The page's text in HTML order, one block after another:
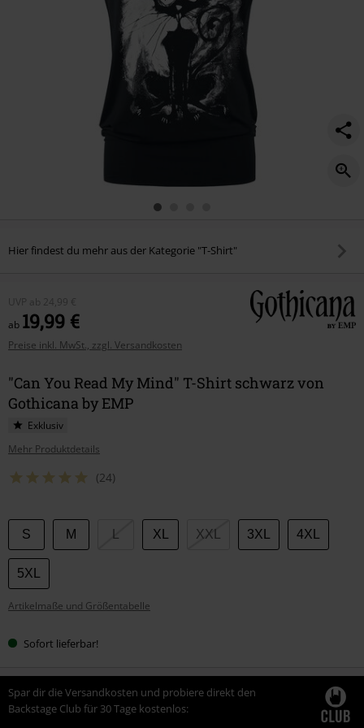
Hier findest du mehr aus der Kategorie "T-Shirt"
UVP ab 24,99 €
ab 19,99 €
Preise inkl. MwSt., zzgl. Versandkosten
"Can You Read My Mind" T-Shirt schwarz von
Gothicana by EMP
Exklusiv
Mehr Produktdetails
(24)
Wähle
deine
Größe
S M XL XXL 3XL 4XL
5XL
Artikelmaße und Größentabelle
Sofort lieferbar!
Spar dir die Versandkosten und probiere direkt den
Backstage Club für 30 Tage kostenlos: